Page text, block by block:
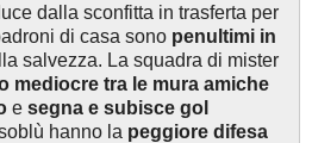
dalla sconfitta in trasferta per
di casa sono penultimi in
salvezza. La squadra di mister
mediocre tra le mura amiche
e segna e subisce gol
hanno la peggiore difesa